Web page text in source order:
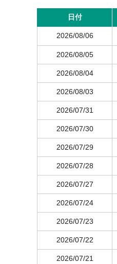
日付
2026/08/06
2026/08/05
2026/08/04
2026/08/03
2026/07/31
2026/07/30
2026/07/29
2026/07/28
2026/07/27
2026/07/24
2026/07/23
2026/07/22
2026/07/21